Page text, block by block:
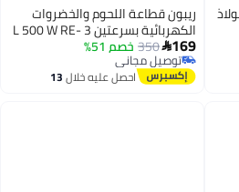
ريبون قطاعة اللحوم والخضروات
الكهربائية بسرعتين 3 L 500 W RE-
2-163
169
350 خصم 51%
توصيل مجاني
توصيل مجانياحصل عليه خلال13